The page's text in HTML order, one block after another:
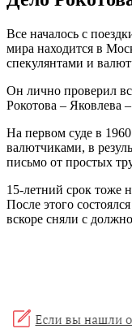
Все началось с
мира находится в
спекулянтами и
Он лично проверил
Рокотова – Яковлева
На первом суде в
валютчиками, в
письмо от простых
15-летний срок тоже
После этого
вскоре сняли с